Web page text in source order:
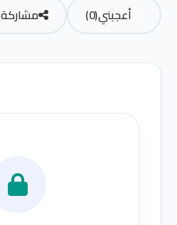
أعجبني(
0
) مشاركة